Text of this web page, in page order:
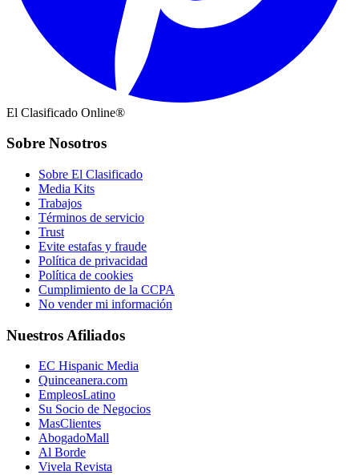
El Clasificado Online®
Sobre Nosotros
Sobre El Clasificado
Media Kits
Trabajos
Términos de servicio
Trust
Evite estafas y fraude
Política de privacidad
Política de cookies
Cumplimiento de la CCPA
No vender mi información
Nuestros Afiliados
EC Hispanic Media
Quinceanera.com
EmpleosLatino
Su Socio de Negocios
MasClientes
AbogadoMall
Al Borde
Vivela Revista